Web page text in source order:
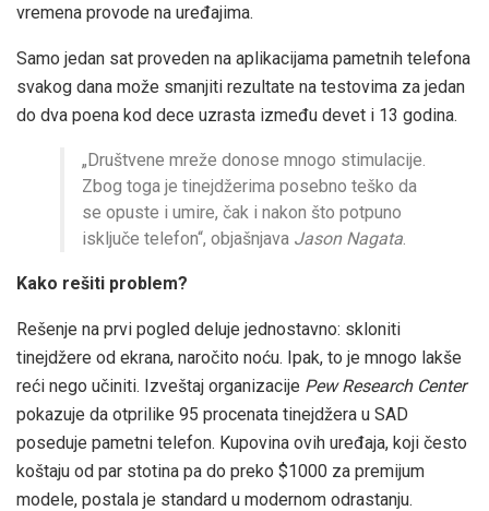
vremena provode na uređajima.
Samo jedan sat proveden na aplikacijama pametnih telefona
svakog dana može smanjiti rezultate na testovima za jedan
do dva poena kod dece uzrasta između devet i 13 godina.
„Društvene mreže donose mnogo stimulacije.
Zbog toga je tinejdžerima posebno teško da
se opuste i umire, čak i nakon što potpuno
isključe telefon“, objašnjava Jason Nagata.
Kako rešiti problem?
Rešenje na prvi pogled deluje jednostavno: skloniti
tinejdžere od ekrana, naročito noću. Ipak, to je mnogo lakše
reći nego učiniti. Izveštaj organizacije Pew Research Center
pokazuje da otprilike 95 procenata tinejdžera u SAD
poseduje pametni telefon. Kupovina ovih uređaja, koji često
koštaju od par stotina pa do preko $1000 za premijum
modele, postala je standard u modernom odrastanju.